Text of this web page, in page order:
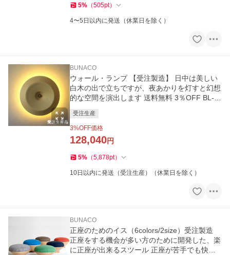
5% （505pt）
4〜5日以内に発送（休業日を除く）
BUNACO
ウォール・ランプ 【受注製造】 日中は美しい
白木の出で立ちですが、夜あかりを灯すと幻想
的な空間を演出します 送料無料 3％OFF BL-W
受注生産
3%OFF価格
128,040円
5% （5,878pt）
10日以内に発送（受注生産）（休業日を除く）
BUNACO
正座のためのイス（6colors/2size）受注製造
正座をする機会が多い方のために開発した、楽
に正座が出来るスツール 正座が苦手でも快適